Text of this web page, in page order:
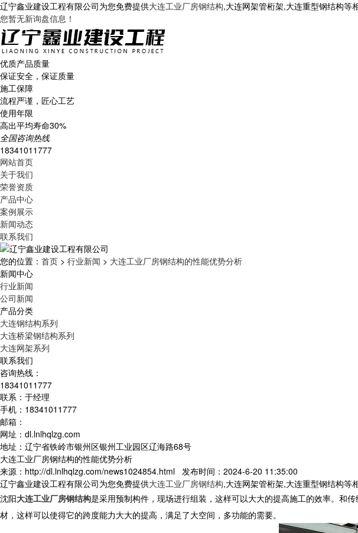
辽宁鑫业建设工程有限公司为您免费提供大连工业厂房钢结构,大连网架管桁架,大连重型钢结构等
您暂无新询盘信息！
优质产品质量
保证安全，保证质量
施工保障
流程严谨，匠心工艺
使用年限
高出平均寿命30%
全国咨询热线
18341011777
网站首页
关于我们
荣誉资质
产品中心
案例展示
新闻动态
联系我们
您的位置： 首页 > 行业新闻 > 大连工业厂房钢结构的性能优势分析
新闻中心
行业新闻
公司新闻
产品分类
大连钢结构系列
大连桥梁钢结构系列
大连网架系列
联系我们
咨询热线：
18341011777
联系：于经理
手机：18341011777
邮箱：
网址：dl.lnlhqlzg.com
地址：辽宁省铁岭市银州区银州工业园区辽海路68号
大连工业厂房钢结构的性能优势分析
来源：http://dl.lnlhqlzg.com/news1024854.html 发布时间：2024-6-20 11:35:00
辽宁鑫业建设工程有限公司为您免费提供大连工业厂房钢结构,大连网架管桁架,大连重型钢结构等
沈阳大连工业厂房钢结构是采用预制构件，现场进行组装，这样可以大大的提高施工的效率。和传
材，这样可以使得它的跨度能力大大的提高，满足了大空间，多功能的需要。